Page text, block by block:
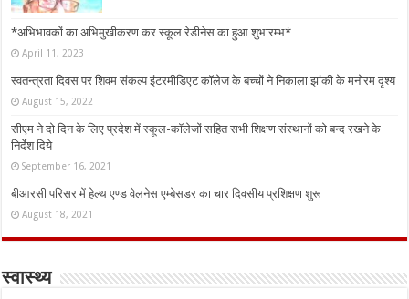
*अभिभावकों का अभिमुखीकरण कर स्कूल रेडीनेस का हुआ शुभारम्भ*
April 11, 2023
स्वतन्त्रता दिवस पर शिवम संकल्प इंटरमीडिएट कॉलेज के बच्चों ने निकाला झांकी के मनोरम दृश्य
August 15, 2022
सीएम ने दो दिन के लिए प्रदेश में स्कूल-कॉलेजों सहित सभी शिक्षण संस्थानों को बन्द रखने के
निर्देश दिये
September 16, 2021
बीआरसी परिसर में हेल्थ एण्ड वेलनेस एम्बेसडर का चार दिवसीय प्रशिक्षण शुरू
August 18, 2021
स्वास्थ्य